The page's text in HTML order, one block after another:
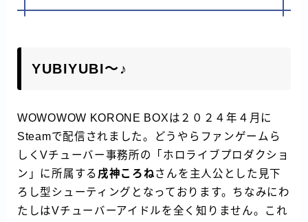
YUBIYUBI～♪
WOWOWOW KORONE BOXは２０２４年４月に
Steamで配信されました。どうやらファンゲームら
しくVチューバー事務所の「ホロライブプロダクショ
ン」に所属する 戌神ころねさんを主人公とした見下
ろし型シューティングとなっております。ちなみにわ
たしはVチューバーアイドルを全く知りません。これ